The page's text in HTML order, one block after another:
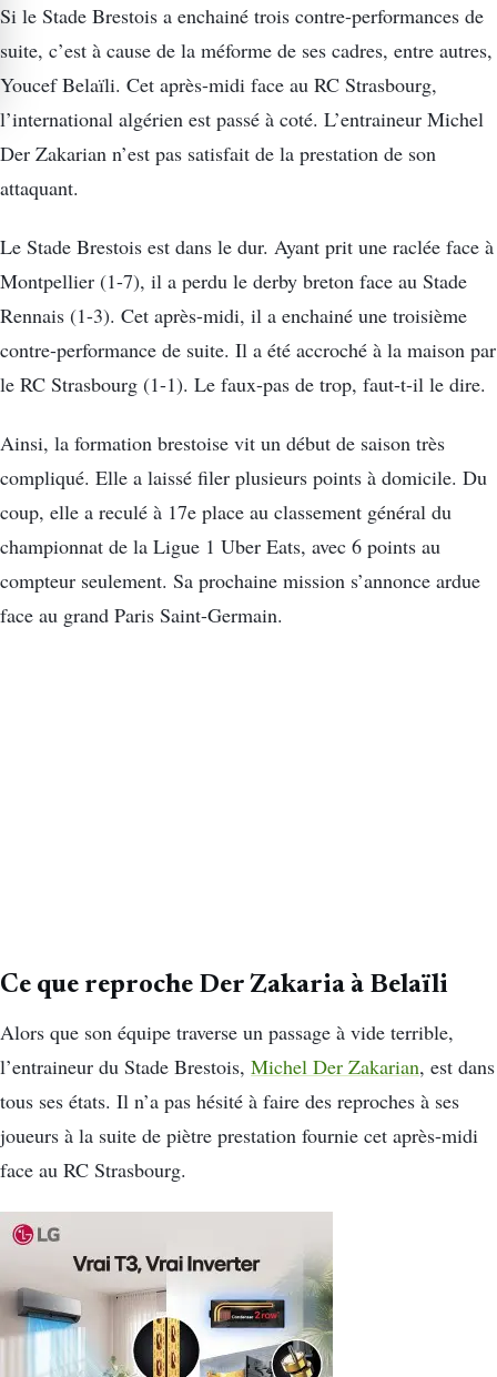
Si le Stade Brestois a enchainé trois contre-performances de
suite, c’est à cause de la méforme de ses cadres, entre autres,
Youcef Belaïli. Cet après-midi face au RC Strasbourg,
l’international algérien est passé à coté. L’entraineur Michel
Der Zakarian n’est pas satisfait de la prestation de son
attaquant.
Le Stade Brestois est dans le dur. Ayant prit une raclée face à
Montpellier (1-7), il a perdu le derby breton face au Stade
Rennais (1-3). Cet après-midi, il a enchainé une troisième
contre-performance de suite. Il a été accroché à la maison par
le RC Strasbourg (1-1). Le faux-pas de trop, faut-t-il le dire.
Ainsi, la formation brestoise vit un début de saison très
compliqué. Elle a laissé filer plusieurs points à domicile. Du
coup, elle a reculé à 17e place au classement général du
championnat de la Ligue 1 Uber Eats, avec 6 points au
compteur seulement. Sa prochaine mission s’annonce ardue
face au grand Paris Saint-Germain.
Ce que reproche Der Zakaria à Belaïli
Alors que son équipe traverse un passage à vide terrible,
l’entraineur du Stade Brestois, Michel Der Zakarian, est dans
tous ses états. Il n’a pas hésité à faire des reproches à ses
joueurs à la suite de piètre prestation fournie cet après-midi
face au RC Strasbourg.